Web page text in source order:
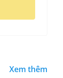
Xem thêm